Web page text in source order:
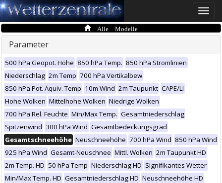
Toggle
Alle Modelle
Parameter
500 hPa Geopot. Höhe 850 hPa Temp. 850 hPa Stromlinien
Niederschlag 2m Temp 700 hPa Vertikalbew
850 hPa Pot. Äquiv. Temp 10m Wind 2m Taupunkt CAPE/LI
Hohe Wolken Mittelhohe Wolken Niedrige Wolken
700 hPa Rel. Feuchte Min/Max Temp. Gesamtniederschlag
Spitzenwind 300 hPa Wind Gesamtbedeckungsgrad
Gesamtschneehöhe Neuschneehöhe 700 hPa Wind 850 hPa Wind
925 hPa Wind Gesamt-Neuschnee Mittl. Wolken 2m Taupunkt HD
2m Temp. HD 50 hPa Temp Niederschlag HD Signifikantes Wetter
Min/Max Temp. HD Gesamtniederschlag HD Neuschneehöhe HD